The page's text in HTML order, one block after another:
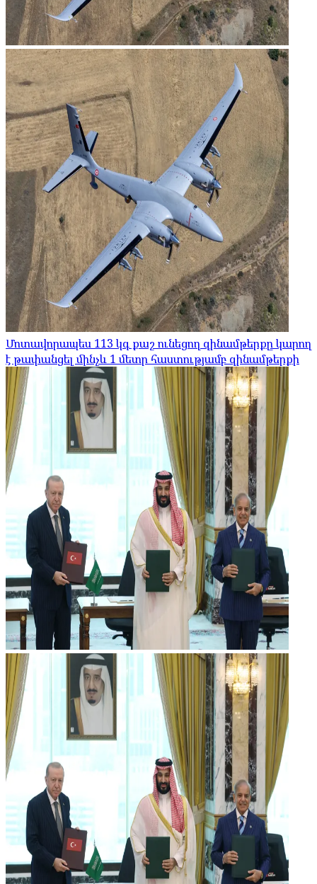
Մոտավորապես 113 կգ քաշ ունեցող զինամթերքը կարող
է թափանցել մինչև 1 մետր հաստությամբ զինամթերքի